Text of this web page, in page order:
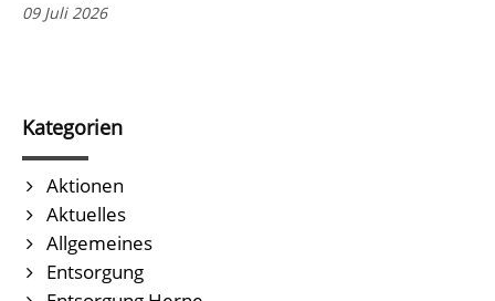
09 Juli 2026
Kategorien
Aktionen
Aktuelles
Allgemeines
Entsorgung